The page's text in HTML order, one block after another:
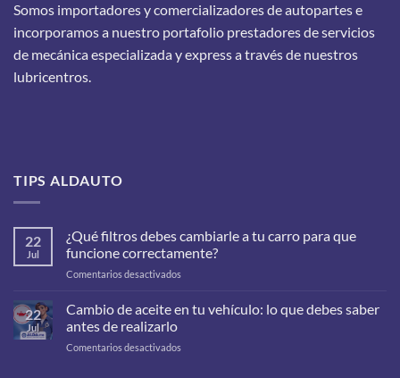
Somos importadores y comercializadores de autopartes e
incorporamos a nuestro portafolio prestadores de servicios
de mecánica especializada y express a través de nuestros
lubricentros.
TIPS ALDAUTO
22
Jul
¿Qué filtros debes cambiarle a tu carro para que
funcione correctamente?
Comentarios desactivados
filtros
debes
a
22
Jul
Cambio de aceite en tu vehículo: lo que debes saber
antes de realizarlo
Comentarios desactivados